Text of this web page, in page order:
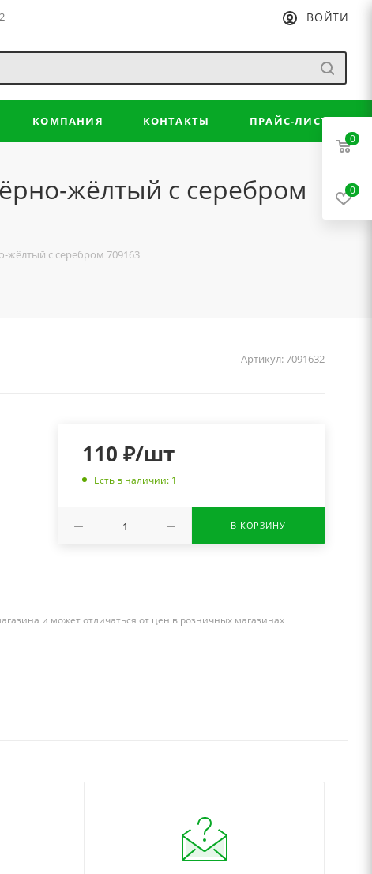
ВОЙТИ
КОМПАНИЯ КОНТАКТЫ ПРАЙС-ЛИСТ
жёлтый с серебром
жёлтый с серебром 709163
Артикул:7091632
110 ₽/шт
Есть в наличии: 1
В КОРЗИНУ
и может отличаться от цен в розничных магазинах
0
0